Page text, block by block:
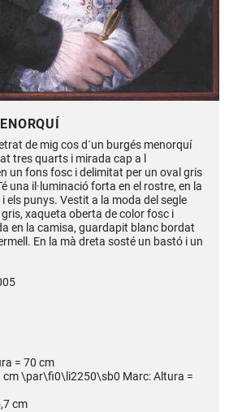
de mig cos d´un burgés menorquí
tres quarts i mirada cap a l
un fons fosc i delimitat per un oval gris
una il·luminació forta en el rostre, en la
els punys. Vestit a la moda del segle
xaqueta oberta de color fosc i
en la camisa, guardapit blanc bordat
En la mà dreta sosté un bastó i un
= 70 cm
cm \par\fi0\li2250\sb0 Marc: Altura =
cm